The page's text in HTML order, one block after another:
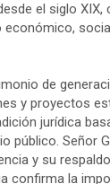
el siglo XIX,
de
y proyectos
jurídica
público. Señor
y su
confirma la